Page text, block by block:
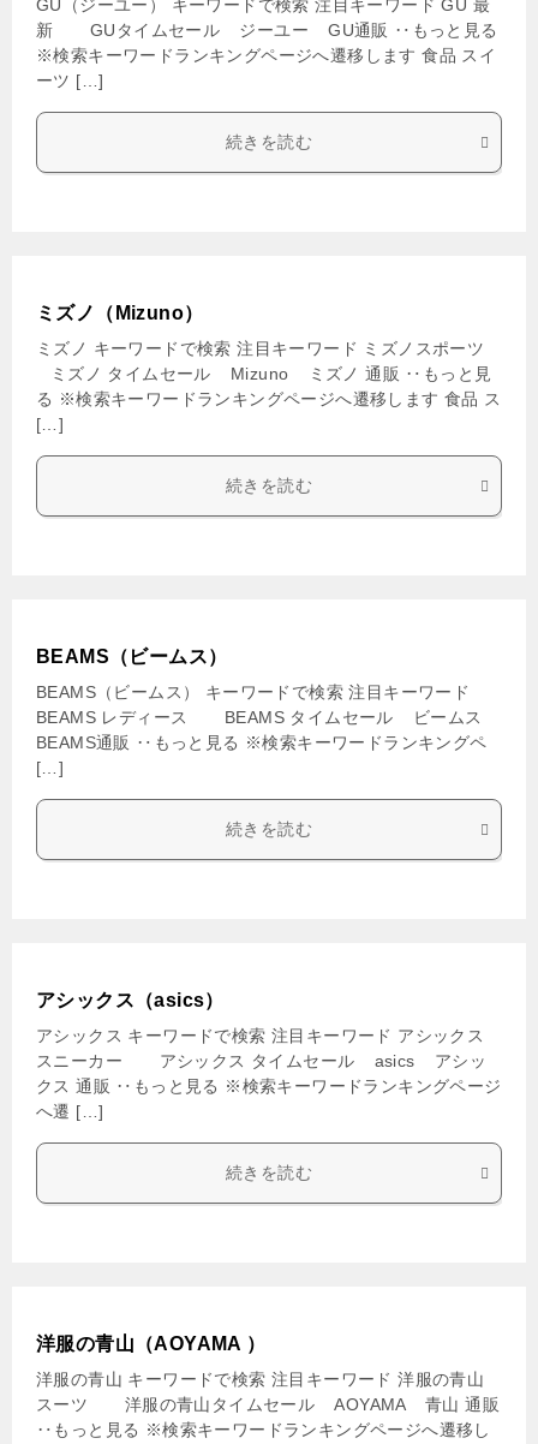
GU（ジーユー） キーワードで検索 注目キーワード GU 最
新 GUタイムセール ジーユー GU通販 ‥もっと見る
※検索キーワードランキングページへ遷移します 食品 スイ
ーツ […]
続きを読む
ミズノ（Mizuno）
ミズノ キーワードで検索 注目キーワード ミズノスポーツ
ミズノ タイムセール Mizuno ミズノ 通販 ‥もっと見
る ※検索キーワードランキングページへ遷移します 食品 ス
[…]
続きを読む
BEAMS（ビームス）
BEAMS（ビームス） キーワードで検索 注目キーワード
BEAMS レディース BEAMS タイムセール ビームス
BEAMS通販 ‥もっと見る ※検索キーワードランキングペ
[…]
続きを読む
アシックス（asics）
アシックス キーワードで検索 注目キーワード アシックス
スニーカー アシックス タイムセール asics アシッ
クス 通販 ‥もっと見る ※検索キーワードランキングページ
へ遷 […]
続きを読む
洋服の青山（AOYAMA ）
洋服の青山 キーワードで検索 注目キーワード 洋服の青山
スーツ 洋服の青山タイムセール AOYAMA 青山 通販
‥もっと見る ※検索キーワードランキングページへ遷移し